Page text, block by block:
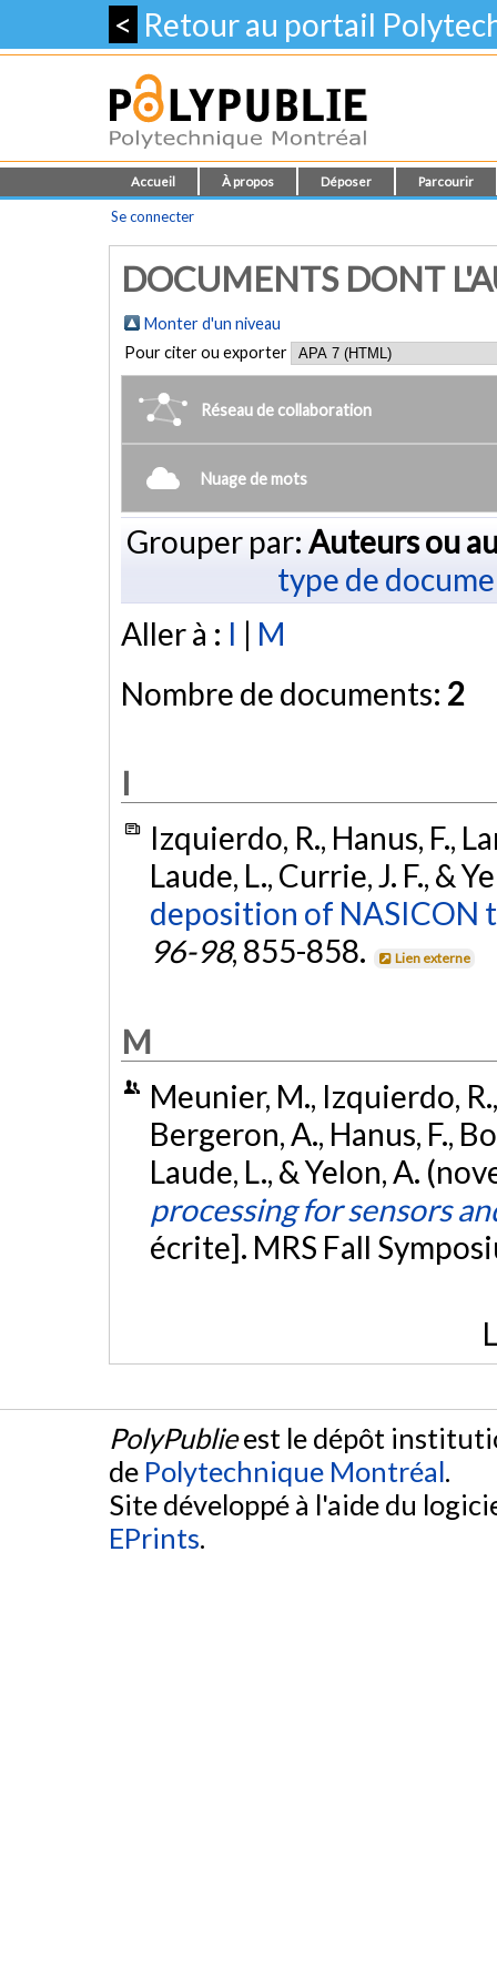
< Retour au portail
Accueil À propos Déposer Parcourir
Se connecter
DOCUMENTS DONT
Monter d'un niveau
Pour citer ou exporter
Réseau de collaboration
Nuage de mots
Grouper par: Auteurs ou
type de
Aller à : I | M
Nombre de documents: 2
I
Izquierdo, R., Hanus, F.,
Laude, L., Currie, J. F., &
deposition of NASICON
96-98, 855-858. Lien externe
M
Meunier, M., Izquierdo,
Bergeron, A., Hanus, F.,
Laude, L., & Yelon, A.
processing for sensors
écrite]. MRS Fall
PolyPublieest le dépôt
de Polytechnique Montréal.
Site développé à l'aide du
EPrints.